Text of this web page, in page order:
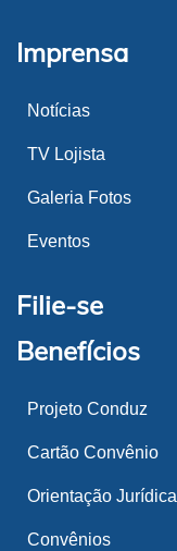
Imprensa
Notícias
TV Lojista
Galeria Fotos
Eventos
Filie-se
Benefícios
Projeto Conduz
Cartão Convênio
Orientação Jurídica
Convênios